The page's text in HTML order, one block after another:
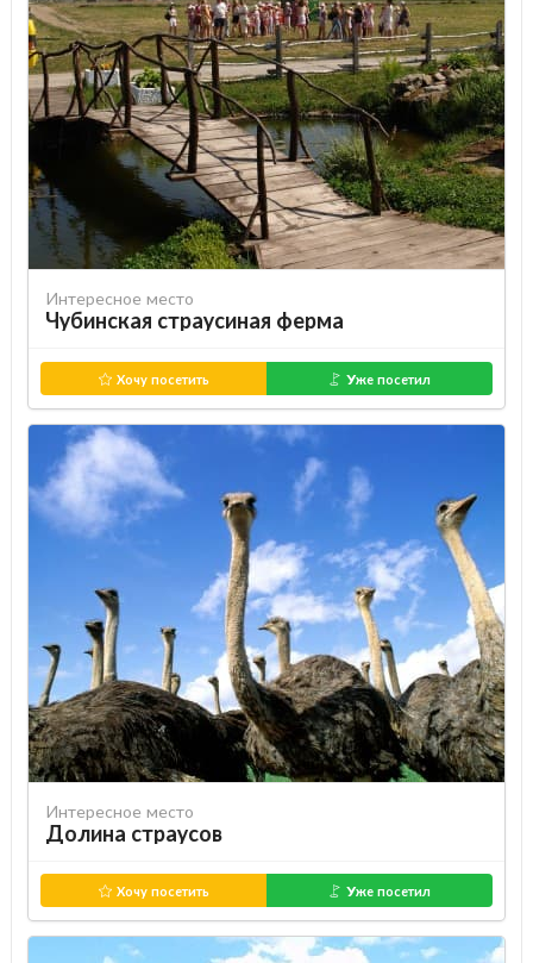
Интересное место
Чубинская страусиная ферма
Хочу посетить Уже посетил
Интересное место
Долина страусов
Хочу посетить Уже посетил